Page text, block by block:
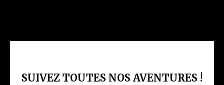
SUIVEZ TOUTES NOS AVENTURES !